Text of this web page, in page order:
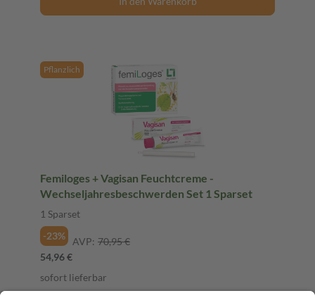
Pflanzlich
Femiloges + Vagisan Feuchtcreme -
Wechseljahresbeschwerden Set 1 Sparset
1 Sparset
-23%
AVP: 70,95 €
54,96 €
sofort lieferbar